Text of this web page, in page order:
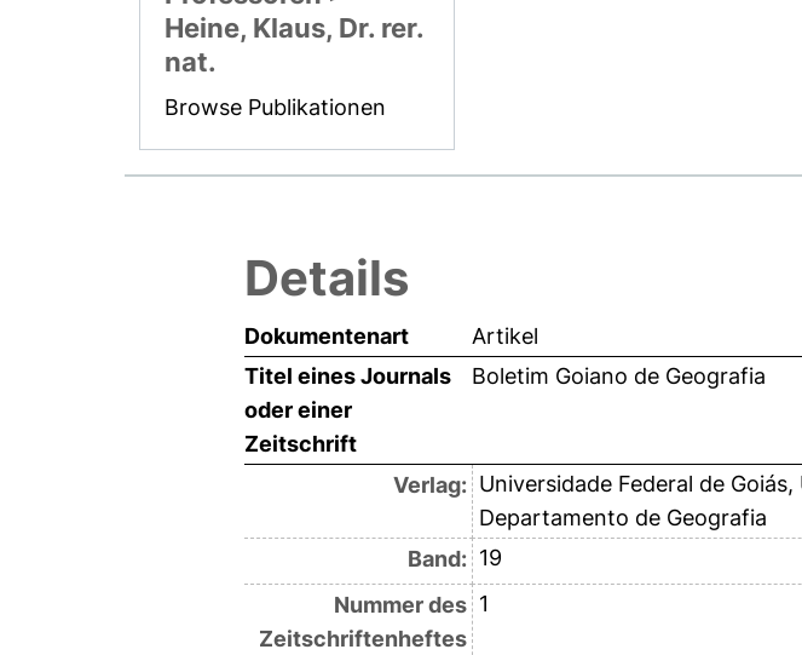
Heine, Klaus, Dr. rer.
nat.
Browse Publikationen
Details
Dokumentenart
Artikel
Titel eines Journals
oder einer
Zeitschrift
Boletim Goiano de Geografia
Verlag: Universidade Federal de
Departamento de Geografia
Band: 19
Nummer des
Zeitschriftenheftes
1